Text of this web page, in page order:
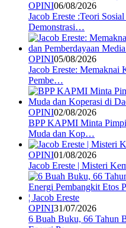
OPINI06/08/2026
Jacob Ereste :Teori
Demonstrasi…
OPINI05/08/2026
Jacob Ereste: Memaknai
Pembe…
OPINI02/08/2026
BPP KAPMI Minta
Muda dan Kop…
OPINI01/08/2026
Jacob Ereste | Misteri
OPINI31/07/2026
6 Buah Buku, 66 Tahun